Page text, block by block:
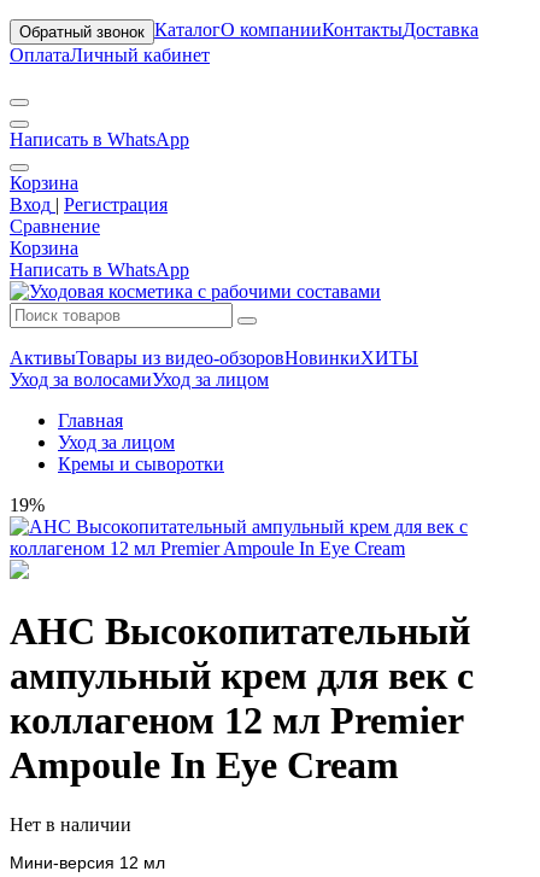
Обратный звонок КаталогО компанииКонтактыДоставка
ОплатаЛичный кабинет
Написать в WhatsApp
Корзина
Вход | Регистрация
Сравнение
Корзина
Написать в WhatsApp
АктивыТовары из видео-обзоровНовинкиХИТЫ
Уход за волосамиУход за лицом
Главная
Уход за лицом
Кремы и сыворотки
19%
AHC Высокопитательный
ампульный крем для век с
коллагеном 12 мл Premier
Ampoule In Eye Cream
Нет в наличии
Мини-версия 12 мл